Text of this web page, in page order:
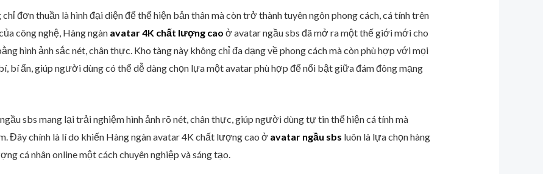
đơn thuần là hình đại diện để thể hiện bản thân mà còn trở thành tuyên ngôn phong cách, cá tính trên
công nghệ, Hàng ngàn avatar 4K chất lượng cao ở avatar ngầu sbs đã mở ra một thế giới mới cho
hình ảnh sắc nét, chân thực. Kho tàng này không chỉ đa dạng về phong cách mà còn phù hợp với mọi
bí ẩn, giúp người dùng có thể dễ dàng chọn lựa một avatar phù hợp để nổi bật giữa đám đông mạng
sbs mang lại trải nghiệm hình ảnh rõ nét, chân thực, giúp người dùng tự tin thể hiện cá tính mà
Đây chính là lí do khiến Hàng ngàn avatar 4K chất lượng cao ở avatar ngầu sbs luôn là lựa chọn hàng
cá nhân online một cách chuyên nghiệp và sáng tạo.